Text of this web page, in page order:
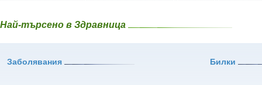
Най-търсено в Здравница
Заболявания Билки